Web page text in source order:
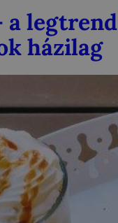
a
házilag